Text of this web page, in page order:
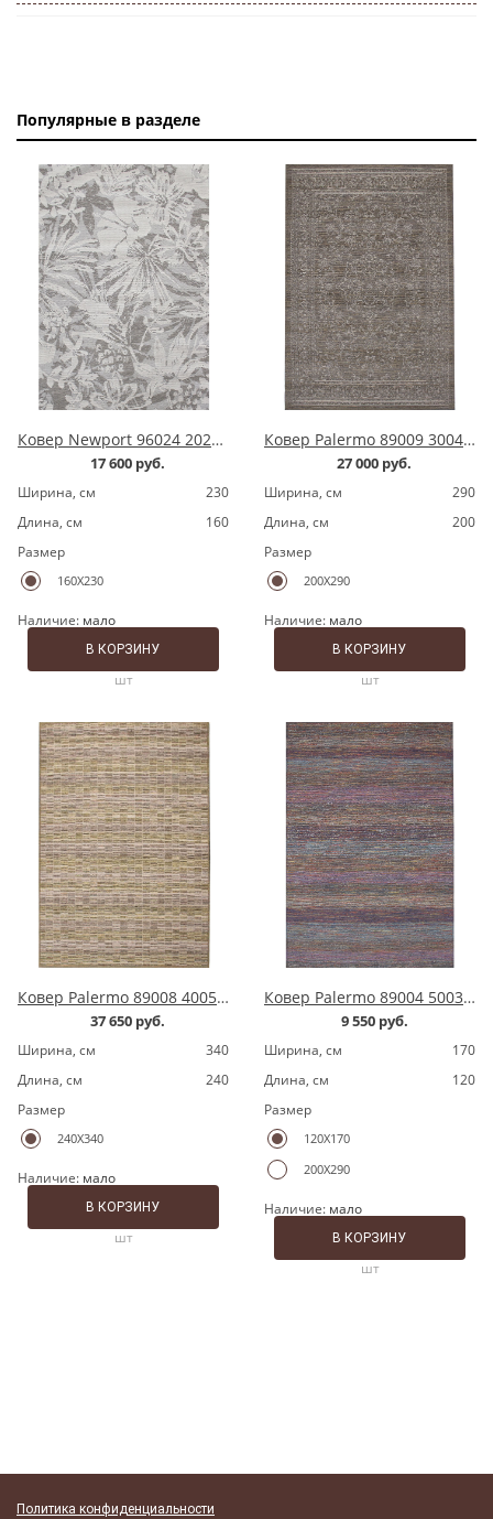
Популярные в разделе
Ковер Newport 96024 2020 dark grey
17 600 руб.
Ширина, cм
230
Длина, cм
160
Размер
160X230
Наличие: мало
шт
В КОРЗИНУ
Ковер Palermo 89009 3004 brown
27 000 руб.
Ширина, cм
290
Длина, cм
200
Размер
200X290
Наличие: мало
шт
В КОРЗИНУ
Ковер Palermo 89008 4005 yellow
37 650 руб.
Ширина, cм
340
Длина, cм
240
Размер
240X340
Наличие: мало
шт
В КОРЗИНУ
Ковер Palermo 89004 5003 multy
9 550 руб.
Ширина, cм
170
Длина, cм
120
Размер
120X170
200X290
Наличие: мало
шт
В КОРЗИНУ
Политика конфиденциальности